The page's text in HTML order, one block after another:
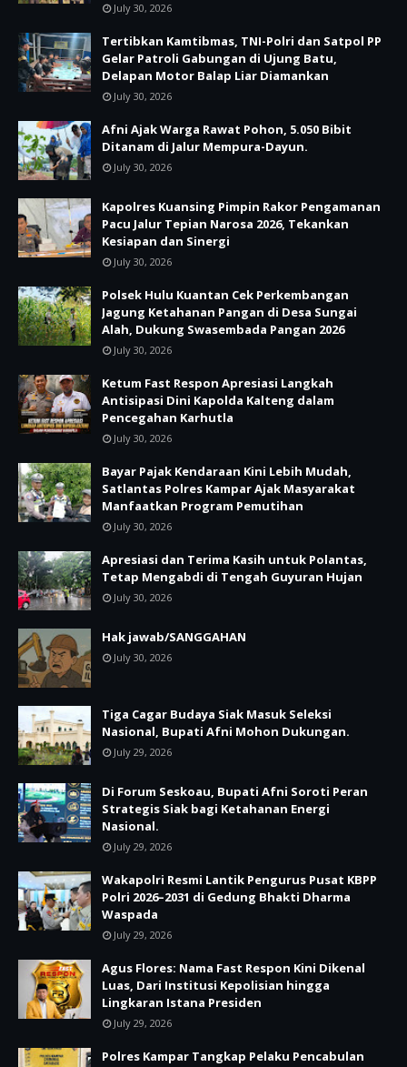
July 30, 2026
Tertibkan Kamtibmas, TNI-Polri dan Satpol PP
Gelar Patroli Gabungan di Ujung Batu,
Delapan Motor Balap Liar Diamankan
July 30, 2026
Afni Ajak Warga Rawat Pohon, 5.050 Bibit
Ditanam di Jalur Mempura-Dayun.
July 30, 2026
Kapolres Kuansing Pimpin Rakor Pengamanan
Pacu Jalur Tepian Narosa 2026, Tekankan
Kesiapan dan Sinergi
July 30, 2026
Polsek Hulu Kuantan Cek Perkembangan
Jagung Ketahanan Pangan di Desa Sungai
Alah, Dukung Swasembada Pangan 2026
July 30, 2026
Ketum Fast Respon Apresiasi Langkah
Antisipasi Dini Kapolda Kalteng dalam
Pencegahan Karhutla
July 30, 2026
Bayar Pajak Kendaraan Kini Lebih Mudah,
Satlantas Polres Kampar Ajak Masyarakat
Manfaatkan Program Pemutihan
July 30, 2026
Apresiasi dan Terima Kasih untuk Polantas,
Tetap Mengabdi di Tengah Guyuran Hujan
July 30, 2026
Hak jawab/SANGGAHAN
July 30, 2026
Tiga Cagar Budaya Siak Masuk Seleksi
Nasional, Bupati Afni Mohon Dukungan.
July 29, 2026
Di Forum Seskoau, Bupati Afni Soroti Peran
Strategis Siak bagi Ketahanan Energi
Nasional.
July 29, 2026
Wakapolri Resmi Lantik Pengurus Pusat KBPP
Polri 2026–2031 di Gedung Bhakti Dharma
Waspada
July 29, 2026
Agus Flores: Nama Fast Respon Kini Dikenal
Luas, Dari Institusi Kepolisian hingga
Lingkaran Istana Presiden
July 29, 2026
Polres Kampar Tangkap Pelaku Pencabulan